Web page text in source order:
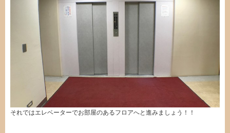
それではエレベーターでお部屋のあるフロアへと進みましょう！！